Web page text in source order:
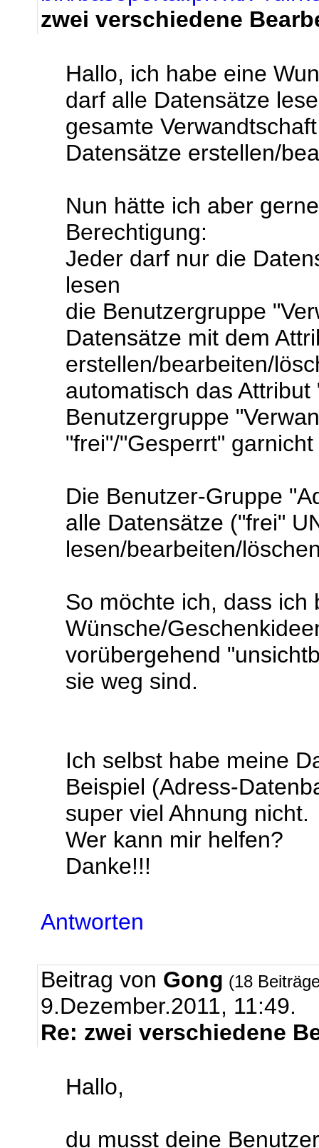
zwei verschiedene
Hallo, ich habe eine
darf alle Datensätze
gesamte
Datensätze erstellen/
Nun hätte ich aber
Berechtigung:
Jeder darf nur die
lesen
die Benutzergruppe
Datensätze mit dem
erstellen/bearbeiten/
automatisch das
Benutzergruppe
"frei"/"Gesperrt"
Die Benutzer-Gruppe
alle Datensätze ("frei"
lesen/bearbeiten/
So möchte ich, dass ich
Wünsche/
vorübergehend
sie weg sind.
Ich selbst habe meine
Beispiel (Adress-
super viel Ahnung nicht.
Wer kann mir helfen?
Danke!!!
Antworten
Beitrag von Gong (18
9.Dezember.2011, 11:49.
Re: zwei verschiedene
Hallo,
du musst deine